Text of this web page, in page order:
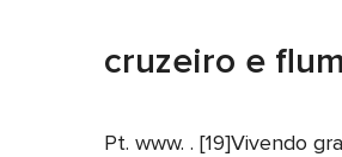
cruzeiro e
Pt. www. . [19]Vivendo